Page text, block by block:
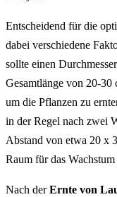
Entscheidend für die
dabei verschiedene
sollte einen
Gesamtlänge von 20-30
um die Pflanzen zu
in der Regel nach zwei
Abstand von etwa 20 x
Raum für das
Nach derErnte von